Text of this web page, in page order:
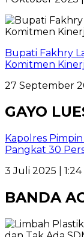
Bupati Fakhry
Komitmen
27 September
GAYO
Kapolres
Pangkat 30
3 Juli 2025 |
BANDA